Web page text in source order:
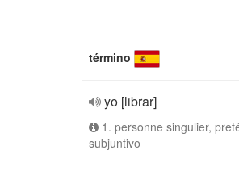
término
yo [librar]
1. personne singulier,
subjuntivo